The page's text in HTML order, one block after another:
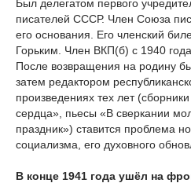
Был делегатом первого
писателей СССР. Член Союза
его основания. Его членский
Горьким. Член ВКП(б) с 1940 года.
После возвращения на родину
затем редактором
произведениях тех лет
сердца», пьесы «В сверкании
праздник») ставится проблема
социализма, его духовного
В конце 1941 года ушёл на